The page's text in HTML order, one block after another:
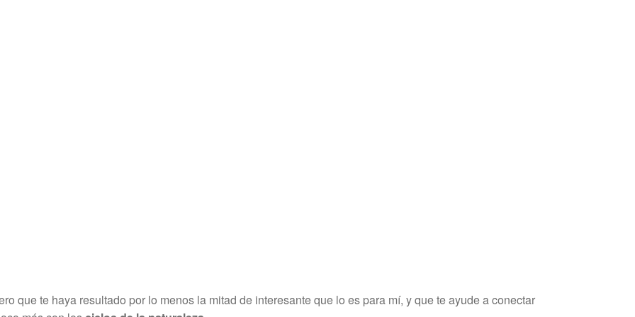
que te haya resultado por lo menos la mitad de interesante que lo es para mí, y que te ayude a conectar